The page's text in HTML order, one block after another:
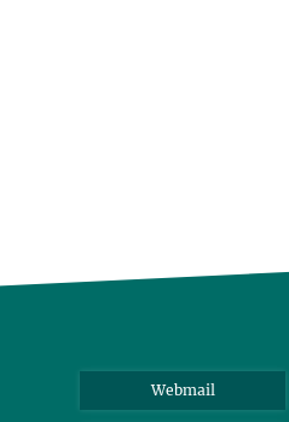
Webmail